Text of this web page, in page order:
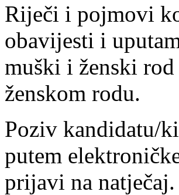
Riječi i pojmovi
obavijesti i
muški i ženski
ženskom rodu.
Poziv kandidatu/
putem
prijavi na natječaj.